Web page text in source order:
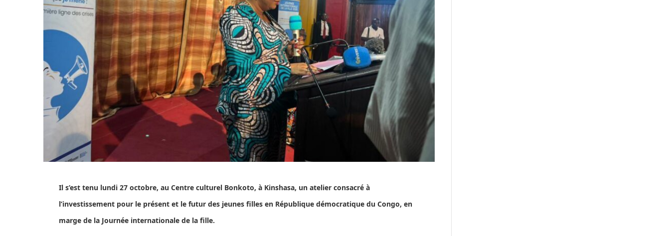
Il s’est tenu lundi 27 octobre, au Centre culturel Bonkoto, à Kinshasa, un atelier consacré à
l’investissement pour le présent et le futur des jeunes filles en République démocratique du Congo, en
marge de la Journée internationale de la fille.